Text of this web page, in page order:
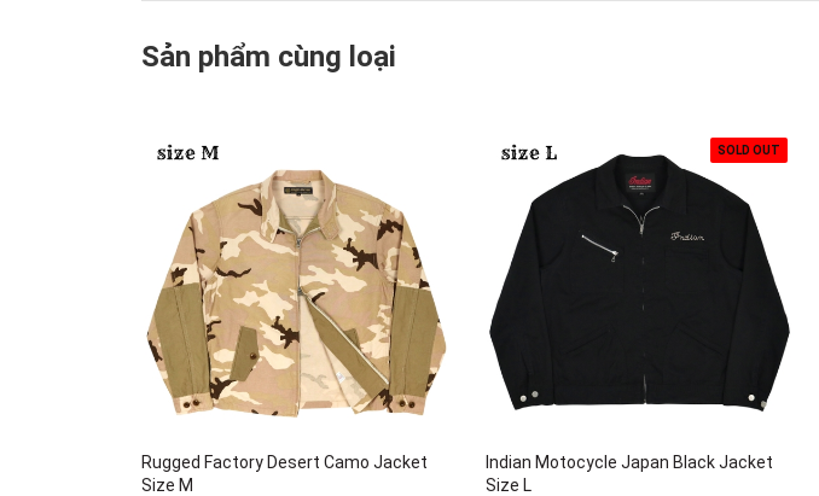
Sản phẩm cùng loại
Rugged Factory Desert Camo Jacket
Size M
SOLD OUT
Indian Motocycle Japan Black Jacket
Size L